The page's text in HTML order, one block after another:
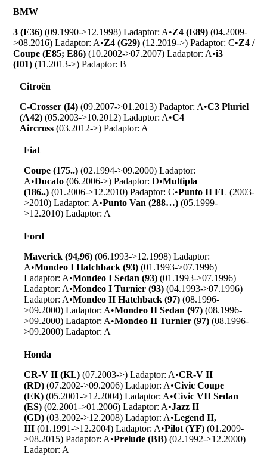
BMW
3 (E36) (09.1990->12.1998) Ladaptor: A•Z4 (E89) (04.2009-
>08.2016) Ladaptor: A•Z4 (G29) (12.2019->) Padaptor: C•Z4 /
Coupe (E85; E86) (10.2002->07.2007) Ladaptor: A•i3
(I01) (11.2013->) Padaptor: B
Citroën
C-Crosser (I4) (09.2007->01.2013) Padaptor: A•C3 Pluriel
(A42) (05.2003->10.2012) Ladaptor: A•C4
Aircross (03.2012->) Padaptor: A
Fiat
Coupe (175..) (02.1994->09.2000) Ladaptor:
A•Ducato (06.2006->) Padaptor: D•Multipla
(186..) (01.2006->12.2010) Padaptor: C•Punto II FL (2003-
>2010) Ladaptor: A•Punto Van (288…) (05.1999-
>12.2010) Ladaptor: A
Ford
Maverick (94,96) (06.1993->12.1998) Ladaptor:
A•Mondeo I Hatchback (93) (01.1993->07.1996)
Ladaptor: A•Mondeo I Sedan (93) (01.1993->07.1996)
Ladaptor: A•Mondeo I Turnier (93) (04.1993->07.1996)
Ladaptor: A•Mondeo II Hatchback (97) (08.1996-
>09.2000) Ladaptor: A•Mondeo II Sedan (97) (08.1996-
>09.2000) Ladaptor: A•Mondeo II Turnier (97) (08.1996-
>09.2000) Ladaptor: A
Honda
CR-V II (KL) (07.2003->) Ladaptor: A•CR-V II
(RD) (07.2002->09.2006) Ladaptor: A•Civic Coupe
(EK) (05.2001->12.2004) Ladaptor: A•Civic VII Sedan
(ES) (02.2001->01.2006) Ladaptor: A•Jazz II
(GD) (03.2002->12.2008) Ladaptor: A•Legend II,
III (01.1991->12.2004) Ladaptor: A•Pilot (YF) (01.2009-
>08.2015) Padaptor: A•Prelude (BB) (02.1992->12.2000)
Ladaptor: A